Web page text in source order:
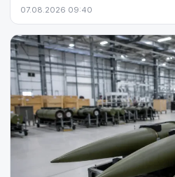
платит в той стране, где товар
07.08.2026 09:40